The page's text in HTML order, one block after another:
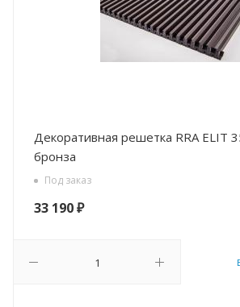
Декоративная решетка RRA ELIT 350-2100 цвет
бронза
Под заказ
33 190₽